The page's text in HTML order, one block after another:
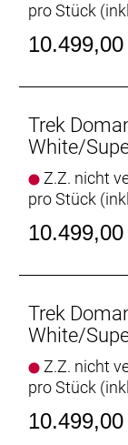
Rahmen: 800
integriertes
Zugführung,
34 Z. an
Schalthebel:
// Shimano
Max.
pro Stück
Trek
White/
Z.Z. nicht
pro Stück
Trek
White/
Z.Z. nicht
pro Stück